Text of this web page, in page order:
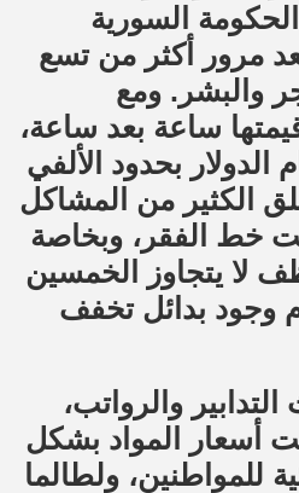
السورية
مرور أكثر من تسع
والبشر. ومع
ساعة بعد ساعة،
بحدود الألفي
الكثير من المشاكل
خط الفقر، وبخاصة
لا يتجاوز الخمسين
وجود بدائل تخفف
والرواتب،
أسعار المواد بشكل
ولطالما